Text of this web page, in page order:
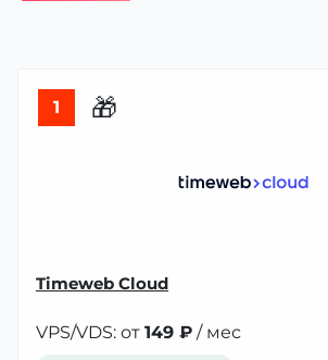
1 🎁
Timeweb Cloud
VPS/VDS: от 149 ₽ / мес